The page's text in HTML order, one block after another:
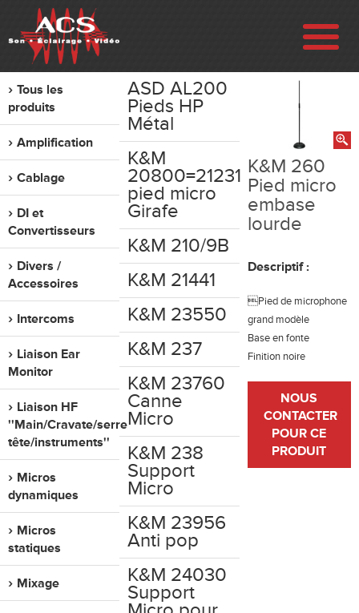
ENTREPRISE
RÉALISATIONS
VENTE
LOCATION
OCCASION
CONTACT
Tous les
produits
Amplification
Cablage
DI et
Convertisseurs
Divers /
Accessoires
Intercoms
Liaison Ear
Monitor
Liaison HF
''Main/Cravate/serre
tête/instruments''
Micros
dynamiques
Micros
statiques
Mixage
ASD AL200
Pieds HP
Métal
K&M
20800=21231
pied micro
Girafe
K&M 210/9B
K&M 21441
K&M 23550
K&M 237
K&M 23760
Canne
Micro
K&M 238
Support
Micro
K&M 23956
Anti pop
K&M 24030
Support
K&M 260
Pied micro
embase
lourde
Descriptif :
Pied de microphone
grand modèle
Base en fonte
Finition noire
NOUS
CONTACTER
POUR CE
PRODUIT